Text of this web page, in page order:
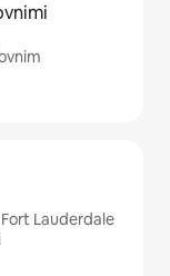
Lauderdale